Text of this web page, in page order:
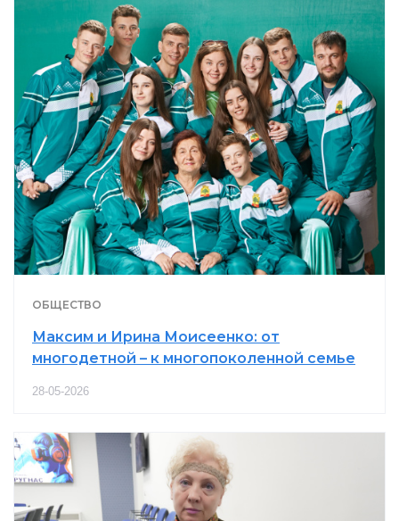
ОБЩЕСТВО
Максим и Ирина Моисеенко: от
многодетной – к многопоколенной семье
28-05-2026